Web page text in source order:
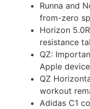
Runna and
from-zero
Horizon
resistance
QZ:
Apple
QZ
workout
Adidas C1